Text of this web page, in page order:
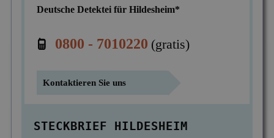
Nachweis Eheähnlichkeit
Personen- & Zeugensuche
Unterhalt & Alimente
Einkommensüberprüfung
Korruptionsbekämpfung
Mitarbeiterüberwachung
Ausrüstung
Preise
Deutsche Detektei für Hildesheim*
0800 - 7010220 (gratis)
Kontaktieren Sie uns
STECKBRIEF HILDESHEIM